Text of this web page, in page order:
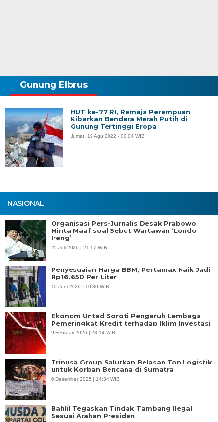
NASIONAL
Organisasi Pers-Jurnalis Desak Prabowo
Minta Maaf soal Sebut Wartawan ‘Londo
Ireng’
25 Juli 2026 | 21:17 WIB
Penyesuaian Harga BBM, Pertamax Naik Jadi
Rp16.650 Per Liter
10 Juni 2026 | 10:30 WIB
Ekonom Untad Soroti Pengaruh Lembaga
Pemeringkat Kredit terhadap Iklim Investasi
9 Februari 2026 | 23:14 WIB
Trinusa Group Salurkan Belasan Ton Logistik
untuk Korban Bencana di Sumatra
6 Desember 2025 | 14:34 WIB
Bahlil Tegaskan Tindak Tambang Ilegal
Sesuai Arahan Presiden
Gunung Elbrus
HUT ke-77 RI, Remaja Perempuan
Kibarkan Bendera Merah Putih di
Gunung Tertinggi Eropa
Jumat, 19 Agu 2022 - 00:04 WIB